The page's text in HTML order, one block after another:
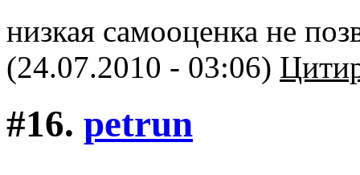
низкая самооценка не
(24.07.2010 - 03:06)
#16. petrun